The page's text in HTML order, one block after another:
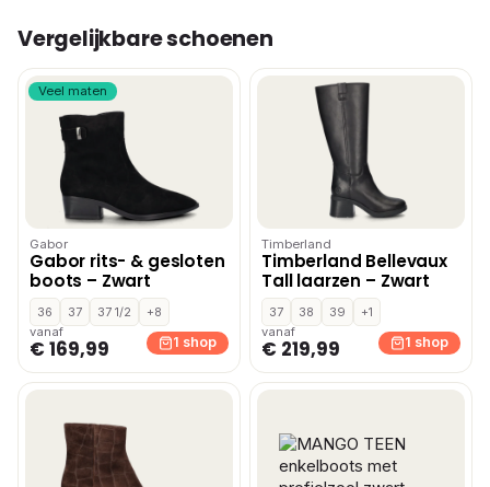
Vergelijkbare schoenen
Veel maten
Gabor
Gabor rits- & gesloten
boots – Zwart
36 37 37 1/2
+8
vanaf
€ 169,99 1 shop
Timberland
Timberland Bellevaux
Tall laarzen – Zwart
37 38 39
+1
vanaf
€ 219,99 1 shop